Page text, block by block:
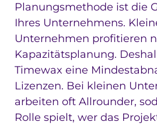
Planungsmethode ist die
Ihres Unternehmens.
Unternehmen profitieren
Kapazitätsplanung.
Timewax eine
Lizenzen. Bei kleinen
arbeiten oft Allrounder,
Rolle spielt, wer das